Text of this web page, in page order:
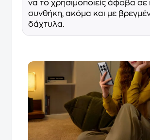
να το χρησιμοποιείς άφοβα σε
συνθήκη, ακόμα και με
δάχτυλα.